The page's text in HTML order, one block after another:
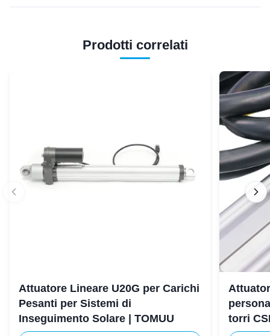
Prodotti correlati
Attuatore Lineare U20G per Carichi
Pesanti per Sistemi di
Inseguimento Solare | TOMUU
torri